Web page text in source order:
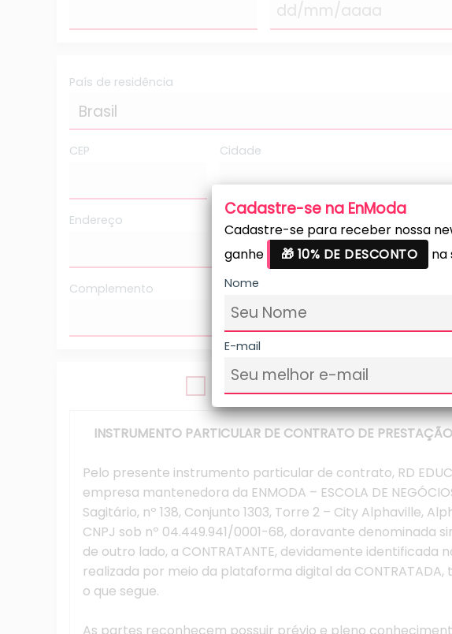
País de residência
CEP Cidade
Endereço
Complemento
INSTRUMENTO PARTICULAR DE CONTRATO DE
Pelo presente instrumento particular de contrato, RD
empresa mantenedora da ENMODA – ESCOLA DE
Sagitário, nº 138, Conjunto 1303, Torre 2 – City Alphaville,
CNPJ sob nº 04.449.941/0001-68, doravante denominada
de outro lado, a CONTRATANTE, devidamente
realizada por meio da plataforma digital da
o que segue.
Cadastre-se na EnModa
Cadastre-se para receber nossa
ganhe
🎁 10% DE DESCONTO na
Nome
E-mail